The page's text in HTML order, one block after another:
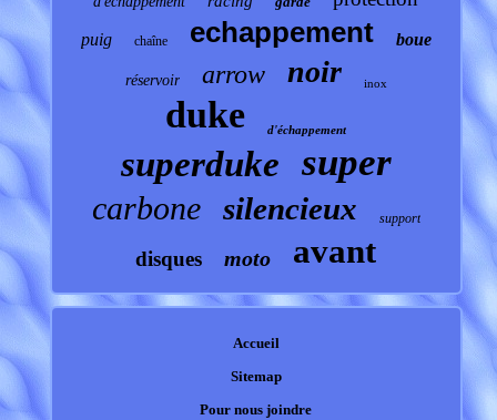
puig chaîne echappement boue
réservoir arrow noir inox
duke d'échappement
superduke super
carbone silencieux support
disques moto avant
Accueil
Sitemap
Pour nous joindre